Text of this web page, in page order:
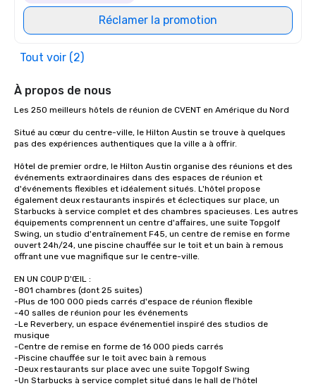
Réclamer la promotion
Tout voir (2)
À propos de nous
Les 250 meilleurs hôtels de réunion de CVENT en Amérique du Nord
Situé au cœur du centre-ville, le Hilton Austin se trouve à quelques
pas des expériences authentiques que la ville a à offrir.
Hôtel de premier ordre, le Hilton Austin organise des réunions et des
événements extraordinaires dans des espaces de réunion et
d'événements flexibles et idéalement situés. L'hôtel propose
également deux restaurants inspirés et éclectiques sur place, un
Starbucks à service complet et des chambres spacieuses. Les autres
équipements comprennent un centre d'affaires, une suite Topgolf
Swing, un studio d'entraînement F45, un centre de remise en forme
ouvert 24h/24, une piscine chauffée sur le toit et un bain à remous
offrant une vue magnifique sur le centre-ville.
EN UN COUP D'ŒIL :
-801 chambres (dont 25 suites)
-Plus de 100 000 pieds carrés d'espace de réunion flexible
-40 salles de réunion pour les événements
-Le Reverbery, un espace événementiel inspiré des studios de
musique
-Centre de remise en forme de 16 000 pieds carrés
-Piscine chauffée sur le toit avec bain à remous
-Deux restaurants sur place avec une suite Topgolf Swing
-Un Starbucks à service complet situé dans le hall de l'hôtel